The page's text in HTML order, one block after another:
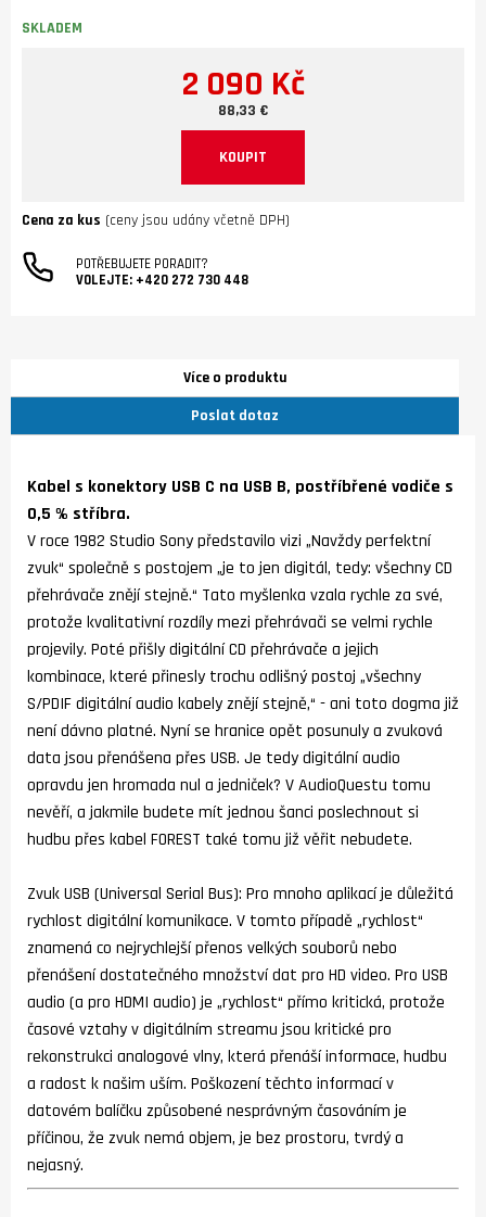
SKLADEM
2 090 Kč
88,33 €
KOUPIT
Cena za kus (ceny jsou udány včetně DPH)
POTŘEBUJETE PORADIT?
VOLEJTE: +420 272 730 448
Více o produktu
Poslat dotaz
Kabel s konektory USB C na USB B, postříbřené vodiče s
0,5 % stříbra.
V roce 1982 Studio Sony představilo vizi „Navždy perfektní
zvuk“ společně s postojem „je to jen digitál, tedy: všechny CD
přehrávače znějí stejně.“ Tato myšlenka vzala rychle za své,
protože kvalitativní rozdíly mezi přehrávači se velmi rychle
projevily. Poté přišly digitální CD přehrávače a jejich
kombinace, které přinesly trochu odlišný postoj „všechny
S/PDIF digitální audio kabely znějí stejně,“ - ani toto dogma již
není dávno platné. Nyní se hranice opět posunuly a zvuková
data jsou přenášena přes USB. Je tedy digitální audio
opravdu jen hromada nul a jedniček? V AudioQuestu tomu
nevěří, a jakmile budete mít jednou šanci poslechnout si
hudbu přes kabel FOREST také tomu již věřit nebudete.
Zvuk USB (Universal Serial Bus): Pro mnoho aplikací je důležitá
rychlost digitální komunikace. V tomto případě „rychlost“
znamená co nejrychlejší přenos velkých souborů nebo
přenášení dostatečného množství dat pro HD video. Pro USB
audio (a pro HDMI audio) je „rychlost“ přímo kritická, protože
časové vztahy v digitálním streamu jsou kritické pro
rekonstrukci analogové vlny, která přenáší informace, hudbu
a radost k našim uším. Poškození těchto informací v
datovém balíčku způsobené nesprávným časováním je
příčinou, že zvuk nemá objem, je bez prostoru, tvrdý a
nejasný.